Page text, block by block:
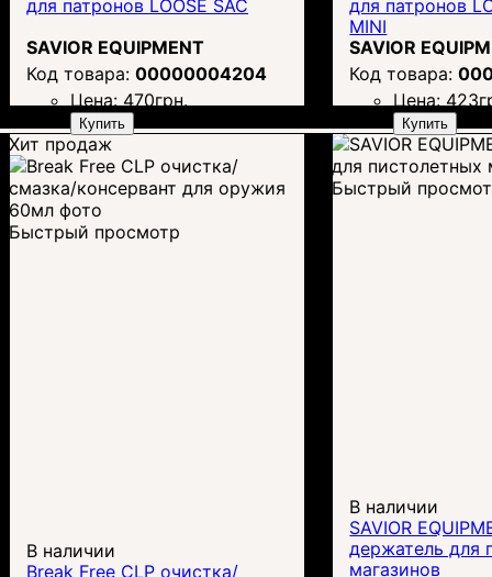
для патронов LOOSE SAC
SAVIOR EQUIPMENT
00000004204
Цена: 470грн.
Купить
для патронов
MINI
SAVIOR
Цена: 423
Купить
Хит продаж
Быстрый просмотр
В наличии
Break Free CLP очистка/
Быстрый
В наличии
SAVIOR
держатель для
магазинов